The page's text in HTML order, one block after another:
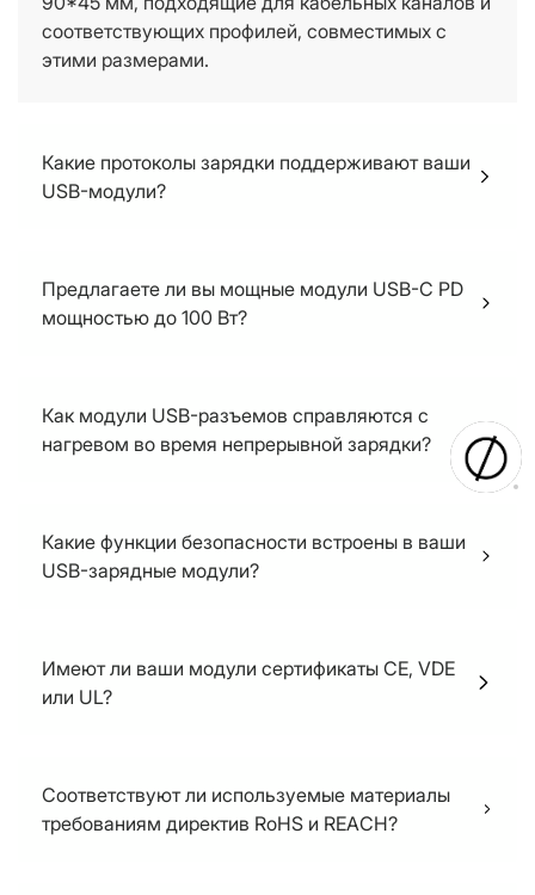
соответствующих профилей, совместимых с
этими размерами.
Какие протоколы зарядки поддерживают ваши
USB-модули?
Предлагаете ли вы мощные модули USB-C PD
мощностью до 100 Вт?
опытный образец).
Как модули USB-разъемов справляются с
нагревом во время непрерывной зарядки?
теплопроводность.
Какие функции безопасности встроены в ваши
USB-зарядные модули?
Имеют ли ваши модули сертификаты CE, VDE
или UL?
способны пройти специальные процедуры
сертификации, требуемые нашими клиентами.
Соответствуют ли используемые материалы
требованиям директив RoHS и REACH?